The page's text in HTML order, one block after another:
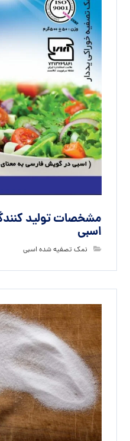
مشخصات تولید
اسبی
نمک تصفیه شده اسبی